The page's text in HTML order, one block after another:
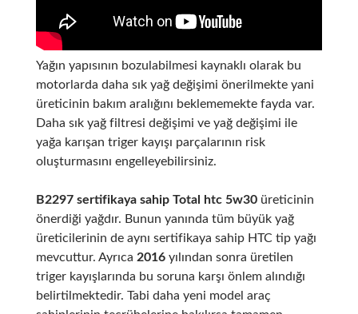
Yağın yapısının bozulabilmesi kaynaklı olarak bu
motorlarda daha sık yağ değişimi önerilmekte yani
üreticinin bakım aralığını beklememekte fayda var.
Daha sık yağ filtresi değişimi ve yağ değişimi ile
yağa karışan triger kayışı parçalarının risk
oluşturmasını engelleyebilirsiniz.
B2297 sertifikaya sahip Total htc 5w30üreticinin
önerdiği yağdır. Bunun yanında tüm büyük yağ
üreticilerinin de aynı sertifikaya sahip HTC tip yağı
mevcuttur. Ayrıca 2016yılından sonra üretilen
triger kayışlarında bu soruna karşı önlem alındığı
belirtilmektedir. Tabi daha yeni model araç